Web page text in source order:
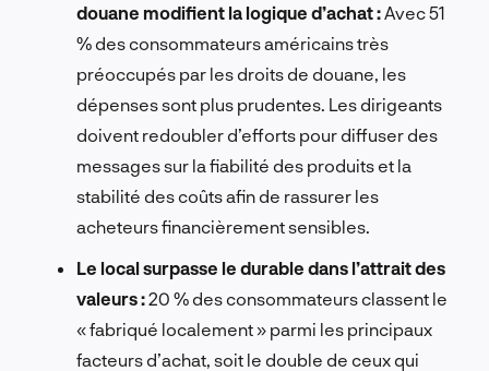
douane modifient la logique d’achat : Avec 51
% des consommateurs américains très
préoccupés par les droits de douane, les
dépenses sont plus prudentes. Les dirigeants
doivent redoubler d’efforts pour diffuser des
messages sur la fiabilité des produits et la
stabilité des coûts afin de rassurer les
acheteurs financièrement sensibles.
Le local surpasse le durable dans l’attrait des
valeurs :20 % des consommateurs classent le
« fabriqué localement » parmi les principaux
facteurs d’achat, soit le double de ceux qui